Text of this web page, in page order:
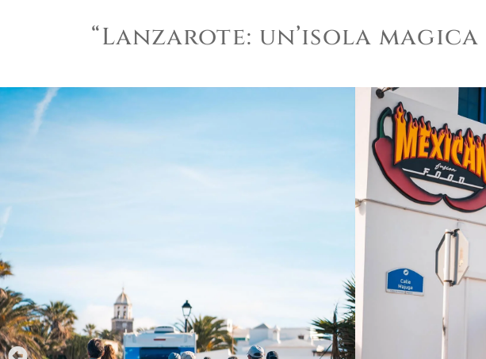
“Lanzarote: un’isola